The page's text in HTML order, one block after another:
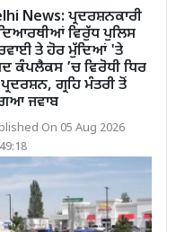
News: ਪ੍ਰਦਰਸ਼ਨਕਾਰੀ
ਵਿਰੁੱਧ ਪੁਲਿਸ
ਤੇ ਹੋਰ ਮੁੱਦਿਆਂ 'ਤੇ
ਕੰਪਲੈਕਸ ’ਚ ਵਿਰੋਧੀ ਧਿਰ
ਗ੍ਰਹਿ ਮੰਤਰੀ ਤੋਂ
ਜਵਾਬ
On 05 Aug 2026